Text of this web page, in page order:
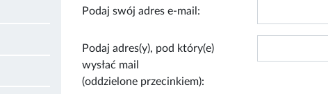
Podaj swój adres e-mail:
Podaj adres(y), pod który(e)
wysłać mail
(oddzielone przecinkiem):